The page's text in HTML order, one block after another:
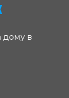
дому в